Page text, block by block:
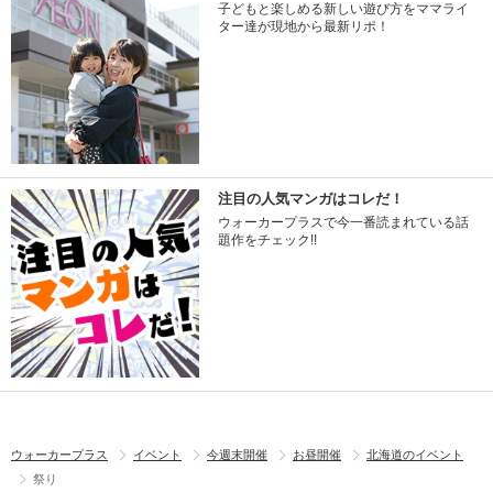
子どもと楽しめる新しい遊び方をママライ
ター達が現地から最新リポ！
注目の人気マンガはコレだ！
ウォーカープラスで今一番読まれている話
題作をチェック!!
ウォーカープラス イベント 今週末開催 お昼開催
北海道のイベント
祭り